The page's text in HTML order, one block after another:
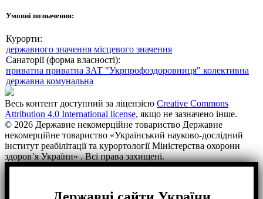
Умовні позначення:
Курорти:
державного значення місцевого значення
Санаторії (форма власності):
приватна приватна ЗАТ "Укрпрофоздоровниця" колективна
державна комунальна
Весь контент доступний за ліцензією Creative Commons
Attribution 4.0 International license, якщо не зазначено інше.
© 2026 Державне некомерційне товариство Державне
некомерційне товариство «Український науково-дослідний
інститут реабілітації та курортології Міністерства охорони
здоров’я України» . Всі права захищені.